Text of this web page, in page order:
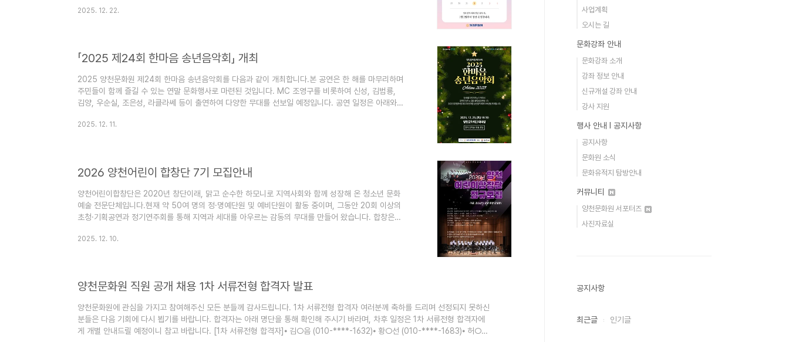
2025. 12. 22.
「2025 제24회 한마음 송년음악회」 개최
2025 양천문화원 제24회 한마음 송년음악회를 다음과 같이 개최합니다.본 공연은 한 해를 마무리하며
주민들이 함께 즐길 수 있는 연말 문화행사로 마련된 것입니다. MC 조영구를 비롯하여 신성, 김범룡,
김양, 우순실, 조은성, 라클라쎄 등이 출연하여 다양한 무대를 선보일 예정입니다. 공연 일정은 아래와
신성, 김범룡, 김양, 우순실, 조은성, 라클라쎄○ 관 람 : 전석 선착순 무료 입장 많은 관심과 참여를 바
2025. 12. 11.
2026 양천어린이 합창단 7기 모집안내
양천어린이합창단은 2020년 창단이래, 맑고 순수한 하모니로 지역사회와 함께 성장해 온 청소년 문화
예술 전문단체입니다.현재 약 50여 명의 정·명예단원 및 예비단원이 활동 중이며, 그동안 20회 이상의
초청·기획공연과 정기연주회를 통해 지역과 세대를 아우르는 감동의 무대를 만들어 왔습니다. 합창은
순한 음악활동을 넘어, 공동체 안에서 함께 성장하는 인성예술교육 모델로 발전하고 있습니다. 2025년
2025. 12. 10.
양천문화원 직원 공개 채용 1차 서류전형 합격자 발표
양천문화원에 관심을 가지고 참여해주신 모든 분들께 감사드립니다. 1차 서류전형 합격자 여러분께 축하를 드리며 선정되지 못하신
분들은 다음 기회에 다시 뵙기를 바랍니다. 합격자는 아래 명단을 통해 확인해 주시기 바라며, 차후 일정은 1차 서류전형 합격자에
게 개별 안내드릴 예정이니 참고 바랍니다. [1차 서류전형 합격자]⦁ 김○음 (010-****-1632)⦁ 황○선 (010-****-1683)⦁ 허○언
사업계획
오시는 길
문화강좌 안내
문화강좌 소개
강좌 정보 안내
신규개설 강좌 안내
강사 지원
행사 안내 Ι 공지사항
공지사항
문화원 소식
문화유적지 탐방안내
커뮤니티
양천문화원 서포터즈
사진자료실
공지사항
최근글 인기글